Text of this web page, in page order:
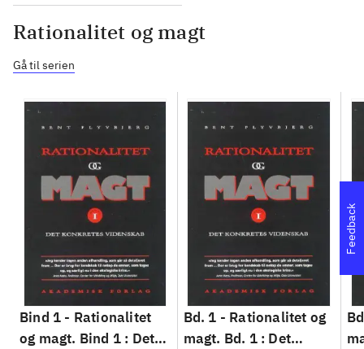
Rationalitet og magt
Gå til serien
Bind 1 - Rationalitet
og magt. Bind 1 : Det
Bd. 1 - Rationalitet og
magt. Bd. 1 : Det
Feedback